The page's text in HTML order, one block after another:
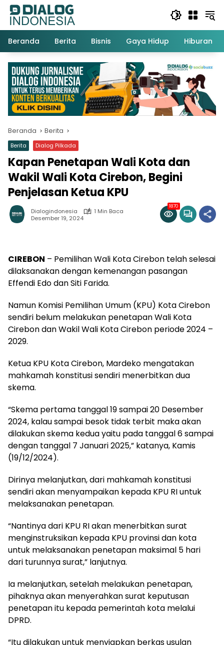
Langsung
konten
Beranda
Berita Bisnis Gaya Hidup Hiburan
Beranda Berita
Berita Dialog Pilkada
Kapan Penetapan Wali Kota dan
Wakil Wali Kota Cirebon, Begini
Penjelasan Ketua KPU
Dialogindonesia
1 Min Baca
Desember 19, 2024
1870
CIREBON – Pemilihan Wali Kota Cirebon telah selesai
dilaksanakan dengan kemenangan pasangan
Effendi Edo dan Siti Farida.
Namun Komisi Pemilihan Umum (KPU) Kota Cirebon
sendiri belum melakukan penetapan Wali Kota
Cirebon dan Wakil Wali Kota Cirebon periode 2024 –
2029.
Ketua KPU Kota Cirebon, Mardeko mengatakan
mahkamah konstitusi sendiri menerbitkan dua
skema.
“Skema pertama tanggal 19 sampai 20 Desember
2024, kalau sampai besok tidak terbit maka akan
dilakukan skema kedua yaitu pada tanggal 6 sampai
dengan tanggal 7 Januari 2025,” katanya, Kamis
(19/12/2024).
Dirinya melanjutkan, dari mahkamah konstitusi
sendiri akan menyampaikan kepada KPU RI untuk
melaksanakan penetapan.
“Nantinya dari KPU RI akan menerbitkan surat
menginstruksikan kepada KPU provinsi dan kota
untuk melaksanakan penetapan maksimal 5 hari
dari turunnya surat,” lanjutnya.
Ia melanjutkan, setelah melakukan penetapan,
pihaknya akan menyerahkan surat keputusan
penetapan itu kepada pemerintah kota melalui
DPRD.
“Itu dilakukan untuk menyiapkan berkas usulan